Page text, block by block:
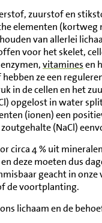
zuurstof en
elementen (kortweg
van allerlei
voor het skelet,
vitaminesen
ze een
in de cellen en het
opgelost in water
(ionen) een
(NaCl)
circa 4 % uit
deze moeten dus
geacht in
de voortplanting.
lichaam en de